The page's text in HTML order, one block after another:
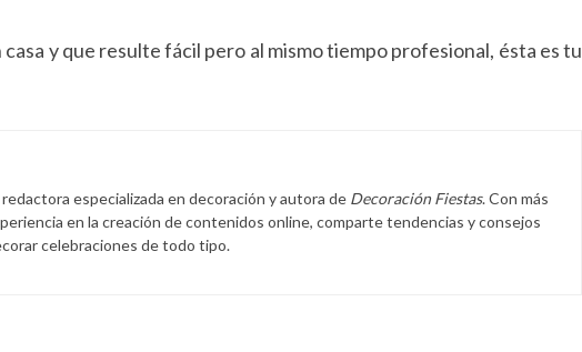
y que resulte fácil pero al mismo tiempo profesional, ésta es tu
especializada en decoración y autora de Decoración Fiestas. Con más
en la creación de contenidos online, comparte tendencias y consejos
celebraciones de todo tipo.